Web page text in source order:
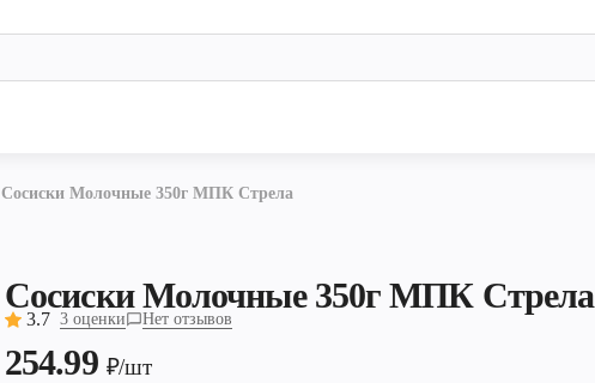
Сосиски Молочные 350г МПК Стрела
Сосиски Молочные 350г МПК Стрела
3.7 3 оценки Нет отзывов
254.99 ₽/шт